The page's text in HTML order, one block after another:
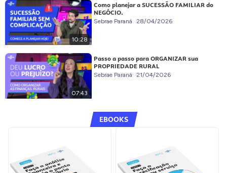
10:28
Como planejar a SUCESSÃO FAMILIAR do
NEGÓCIO.
Sebrae Paraná 28/04/2026
07:43
Passo a passo para ORGANIZAR sua
PROPRIEDADE RURAL
Sebrae Paraná 21/04/2026
EBOOKS